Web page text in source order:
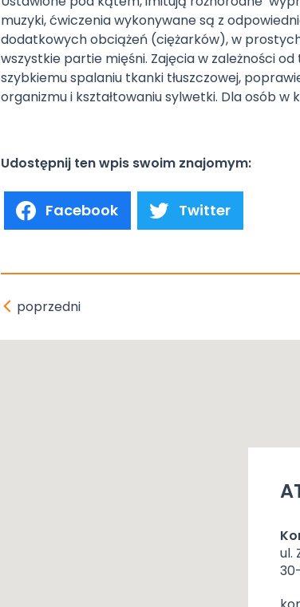
muzyki, ćwiczenia wykonywane są z
dodatkowych obciążeń (ciężarków), w
wszystkie partie mięśni. Zajęcia w zależności
szybkiemu spalaniu tkanki tłuszczowej,
organizmu i kształtowaniu sylwetki. Dla osób
Udostępnij ten wpis swoim znajomym:
Facebook Twitter
poprzedni
ul.